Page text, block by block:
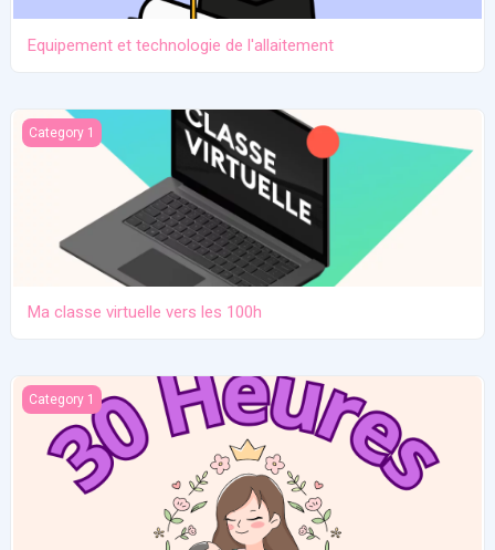
Equipement et technologie de l'allaitement
Ma classe virtuelle vers les 100h
Category 1
Ma classe virtuelle vers les 100h
Atelier pratique 27/12/2025
Category 1